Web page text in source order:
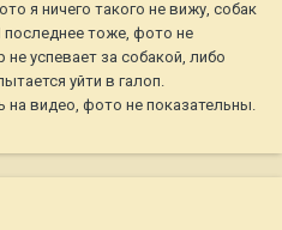
я ничего такого не вижу, собак
тоже, фото не
успевает за собакой, либо
уйти в галоп.
на видео, фото не показательны.